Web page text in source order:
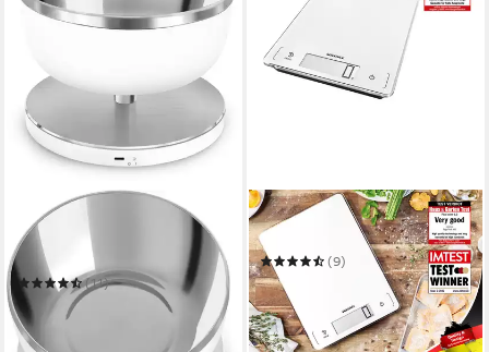
SMEG
Küchenwaage
KSC01WHMWW
(11)
ab 128,55 €
149,00 €
11,74 €
mtl. in 12 Raten
SOEHNLE
Küchenwaage Page Profi 300
(9)
ab 29,99 € 56,99 €
-47%
in 3-4 Werktagen bei dir